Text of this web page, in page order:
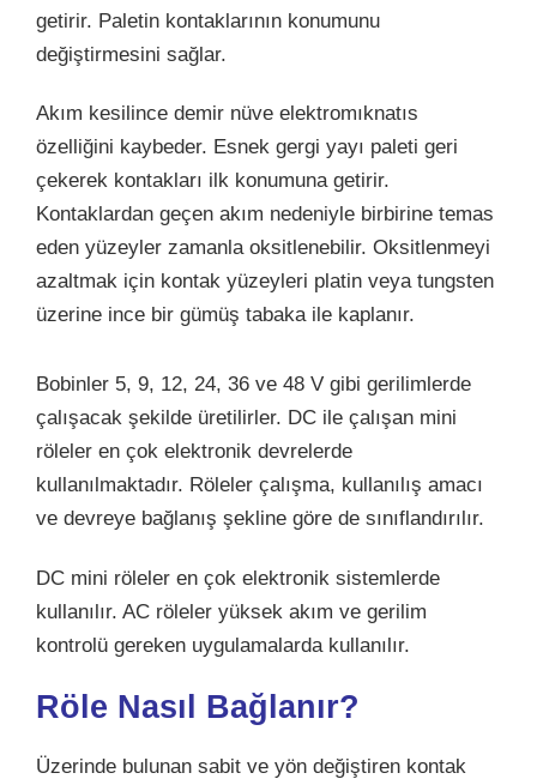
getirir. Paletin kontaklarının konumunu
değiştirmesini sağlar.
Akım kesilince demir nüve elektromıknatıs
özelliğini kaybeder. Esnek gergi yayı paleti geri
çekerek kontakları ilk konumuna getirir.
Kontaklardan geçen akım nedeniyle birbirine temas
eden yüzeyler zamanla oksitlenebilir. Oksitlenmeyi
azaltmak için kontak yüzeyleri platin veya tungsten
üzerine ince bir gümüş tabaka ile kaplanır.
Bobinler 5, 9, 12, 24, 36 ve 48 V gibi gerilimlerde
çalışacak şekilde üretilirler. DC ile çalışan mini
röleler en çok elektronik devrelerde
kullanılmaktadır. Röleler çalışma, kullanılış amacı
ve devreye bağlanış şekline göre de sınıflandırılır.
DC mini röleler en çok elektronik sistemlerde
kullanılır. AC röleler yüksek akım ve gerilim
kontrolü gereken uygulamalarda kullanılır.
Röle Nasıl Bağlanır?
Üzerinde bulunan sabit ve yön değiştiren kontak